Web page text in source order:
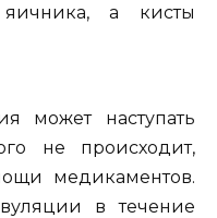
а кисты
может наступать
не происходит,
медикаментов.
в течение